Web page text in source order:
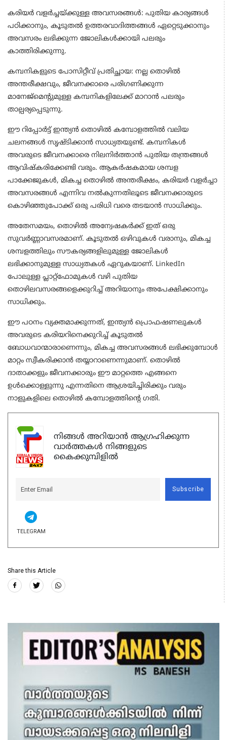
കരിയർ വളർച്ചയ്ക്കുള്ള അവസരങ്ങൾ: പുതിയ കാര്യങ്ങൾ
പഠിക്കാനും, കൂടുതൽ ഉത്തരവാദിത്തങ്ങൾ ഏറ്റെടുക്കാനും
അവസരം ലഭിക്കുന്ന ജോലികൾക്കായി പലരും
കാത്തിരിക്കുന്നു.
കമ്പനികളുടെ പോസിറ്റീവ് പ്രതിച്ഛായ: നല്ല തൊഴിൽ
അന്തരീക്ഷവും, ജീവനക്കാരെ പരിഗണിക്കുന്ന
മാനേജ്മെൻ്റുമുള്ള കമ്പനികളിലേക്ക് മാറാൻ പലരും
താല്പര്യപ്പെടുന്നു.
ഈ റിപ്പോർട്ട് ഇന്ത്യൻ തൊഴിൽ കമ്പോളത്തിൽ വലിയ
ചലനങ്ങൾ സൃഷ്ടിക്കാൻ സാധ്യതയുണ്ട്. കമ്പനികൾ
അവരുടെ ജീവനക്കാരെ നിലനിർത്താൻ പുതിയ തന്ത്രങ്ങൾ
ആവിഷ്കരിക്കേണ്ടി വരും. ആകർഷകമായ ശമ്പള
പാക്കേജുകൾ, മികച്ച തൊഴിൽ അന്തരീക്ഷം, കരിയർ വളർച്ചാ
അവസരങ്ങൾ എന്നിവ നൽകുന്നതിലൂടെ ജീവനക്കാരുടെ
കൊഴിഞ്ഞുപോക്ക് ഒരു പരിധി വരെ തടയാൻ സാധിക്കും.
അതേസമയം, തൊഴിൽ അന്വേഷകർക്ക് ഇത് ഒരു
സുവർണ്ണാവസരമാണ്. കൂടുതൽ ഒഴിവുകൾ വരാനും, മികച്ച
ശമ്പളത്തിലും സൗകര്യങ്ങളിലുമുള്ള ജോലികൾ
ലഭിക്കാനുമുള്ള സാധ്യതകൾ ഏറുകയാണ്. LinkedIn
പോലുള്ള പ്ലാറ്റ്‌ഫോമുകൾ വഴി പുതിയ
തൊഴിലവസരങ്ങളെക്കുറിച്ച് അറിയാനും അപേക്ഷിക്കാനും
സാധിക്കും.
ഈ പഠനം വ്യക്തമാക്കുന്നത്, ഇന്ത്യൻ പ്രൊഫഷണലുകൾ
അവരുടെ കരിയറിനെക്കുറിച്ച് കൂടുതൽ
ബോധവാന്മാരാണെന്നും, മികച്ച അവസരങ്ങൾ ലഭിക്കുമ്പോൾ
മാറ്റം സ്വീകരിക്കാൻ തയ്യാറാണെന്നുമാണ്. തൊഴിൽ
ദാതാക്കളും ജീവനക്കാരും ഈ മാറ്റത്തെ എങ്ങനെ
ഉൾക്കൊള്ളുന്നു എന്നതിനെ ആശ്രയിച്ചിരിക്കും വരും
നാളുകളിലെ തൊഴിൽ കമ്പോളത്തിൻ്റെ ഗതി.
നിങ്ങൾ അറിയാൻ ആഗ്രഹിക്കുന്ന
വാർത്തകൾ നിങ്ങളുടെ
കൈക്കുമ്പിളിൽ
Subscribe
TELEGRAM
Share this Article